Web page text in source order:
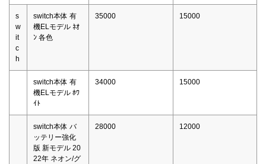
s
w
it
c
h
switch本体 有
機ELモデル ﾈｵ
ﾝ 各色
35000 15000
switch本体 有
機ELモデル ﾎﾜ
ｲﾄ
34000 15000
switch本体 バ
ッテリー強化
版 新モデル 20
22年 ネオン/グ
28000 12000